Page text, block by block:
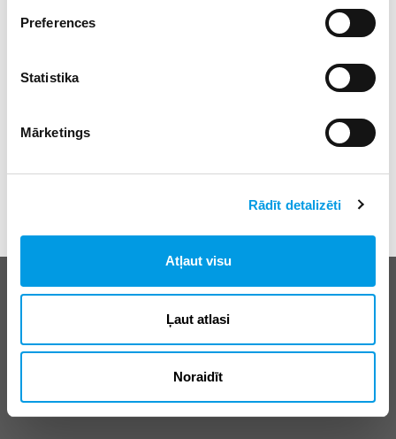
Preferences
Statistika
Mārketings
Rādīt detalizēti
Atļaut visu
Ļaut atlasi
Noraidīt
Biežāk uzdotie jautājumi
E-klases lietošanas noteikumi